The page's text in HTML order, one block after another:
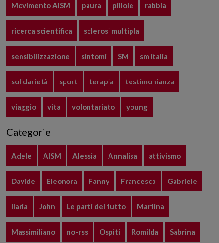
Movimento AISM paura pillole rabbia
ricerca scientifica sclerosi multipla
sensibilizzazione sintomi SM sm italia
solidarietà sport terapia testimonianza
viaggio vita volontariato young
Categorie
Adele AISM Alessia Annalisa attivismo
Davide Eleonora Fanny Francesca Gabriele
Ilaria John Le parti del tutto Martina
Massimiliano no-rss Ospiti Romilda Sabrina